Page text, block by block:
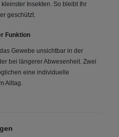
Insekten. So bleibt Ihr
geschützt.
Funktion
Gewebe unsichtbar in der
bei längerer Abwesenheit. Zwei
eine individuelle
Alltag.